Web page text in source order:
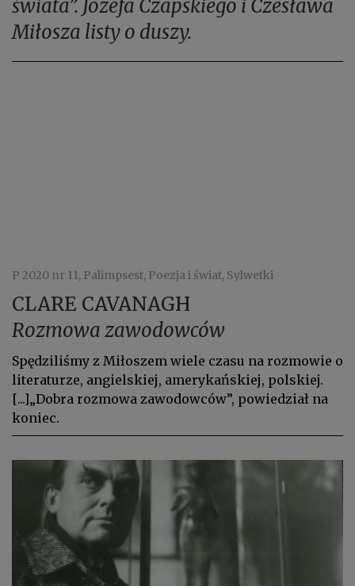
świata”. Józefa Czapskiego i Czesława
Miłosza listy o duszy.
P 2020 nr 11, Palimpsest, Poezja i świat, Sylwetki
CLARE CAVANAGH
Rozmowa zawodowców
Spędziliśmy z Miłoszem wiele czasu na rozmowie o
literaturze, angielskiej, amerykańskiej, polskiej.
[...]„Dobra rozmowa zawodowców”, powiedział na
koniec.